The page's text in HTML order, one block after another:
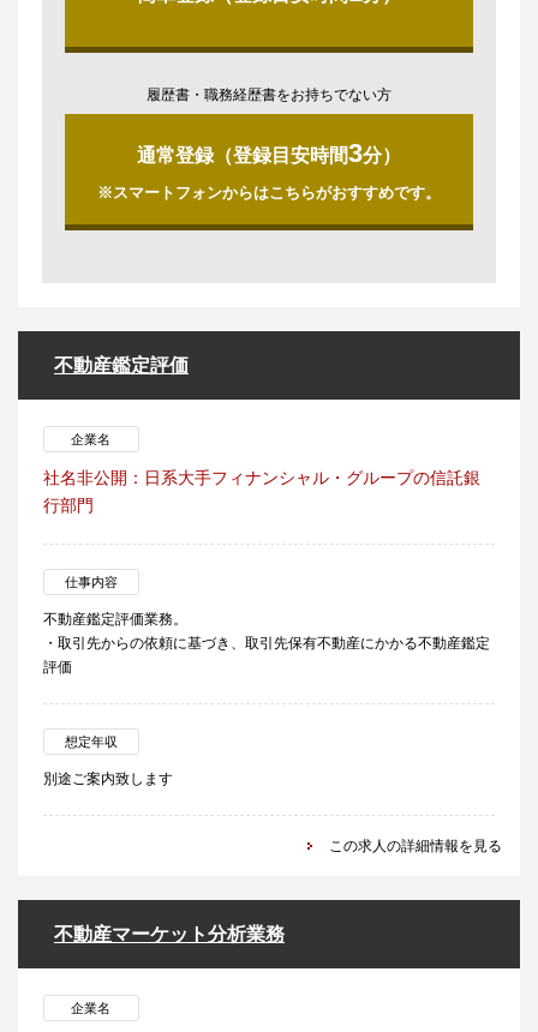
履歴書・職務経歴書をお持ちでない方
通常登録（登録目安時間3分）
※スマートフォンからはこちらがおすすめです。
不動産鑑定評価
企業名
社名非公開：日系大手フィナンシャル・グループの信託銀
行部門
仕事内容
不動産鑑定評価業務。
・取引先からの依頼に基づき、取引先保有不動産にかかる不動産鑑定
評価
想定年収
別途ご案内致します
この求人の詳細情報を見る
不動産マーケット分析業務
企業名